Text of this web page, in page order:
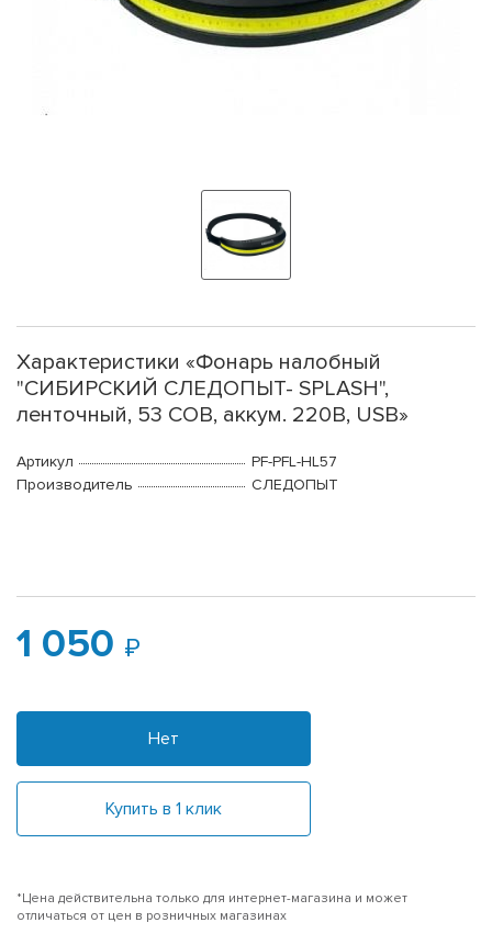
Характеристики «Фонарь налобный
"СИБИРСКИЙ СЛЕДОПЫТ- SPLASH",
ленточный, 53 СОВ, аккум. 220В, USB»
Артикул
PF-PFL-HL57
Производитель
СЛЕДОПЫТ
1 050
Нет
Купить в 1 клик
*Цена действительна только для интернет-магазина и может
отличаться от цен в розничных магазинах